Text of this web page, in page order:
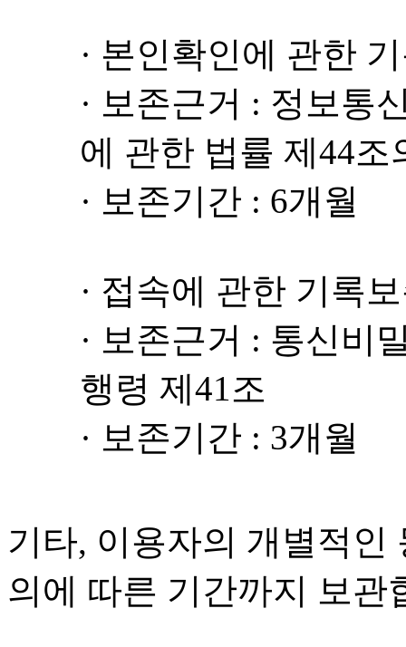
· 본인확인에 관한
· 보존근거 : 정보통
에 관한 법률 제44조
· 보존기간 : 6개월
· 접속에 관한 기록
· 보존근거 : 통신비
행령 제41조
· 보존기간 : 3개월
기타, 이용자의 개별적인
의에 따른 기간까지 보관